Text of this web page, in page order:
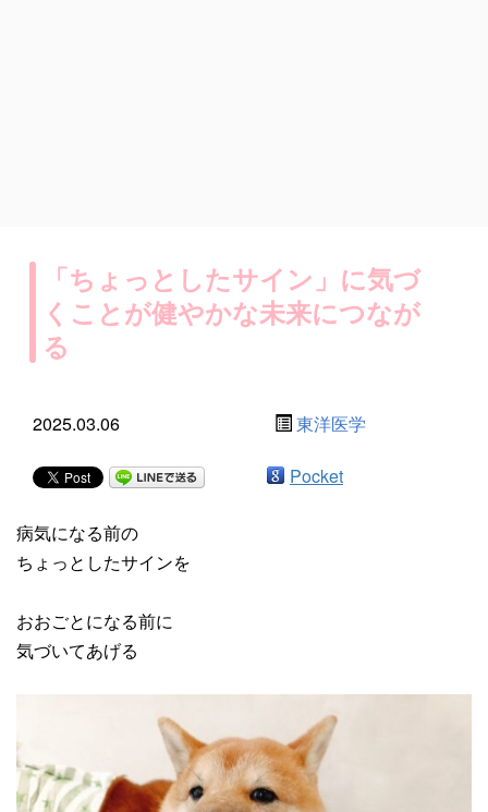
「ちょっとしたサイン」に気づ
くことが健やかな未来につなが
る
2025.03.06 東洋医学
Pocket
病気になる前の
ちょっとしたサインを
おおごとになる前に
気づいてあげる